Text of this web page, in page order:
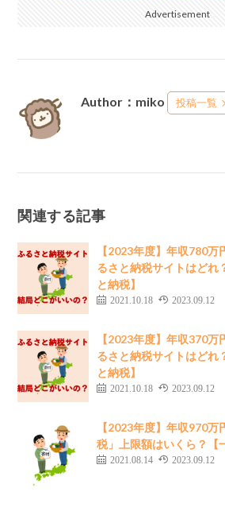
Advertisement
Author：miko 投稿一覧
関連する記事
【2023年度】年収780
るさと納税サイトはどれ
と納税】
2021.10.18 2023.09.12
【2023年度】年収370
るさと納税サイトはどれ
と納税】
2021.10.18 2023.09.12
【2023年度】年収970
税」上限額はいくら？【
2021.08.14 2023.09.12